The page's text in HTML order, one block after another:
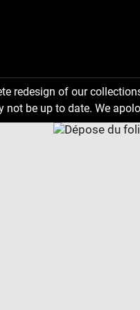
redesign of our
not be up to date. We